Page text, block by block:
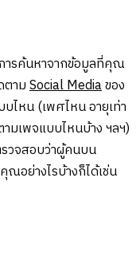
ารค้นหาจากข้อมูลที่คุณ
ตามSocial Mediaของ
หน (เพศไหน อายุเท่า
มเพจแบบไหนบ้าง ฯลฯ)
รวจสอบว่าผู้คนบน
อย่างไรบ้างก็ได้เช่น